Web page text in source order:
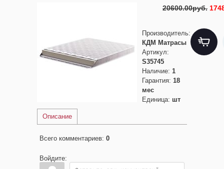
20600.00руб.
Производитель:
КДМ Матрасы
Артикул:
S35745
Наличие: 1
Гарантия: 18
мес
Единица: шт
Описание
Всего комментариев: 0
Войдите: